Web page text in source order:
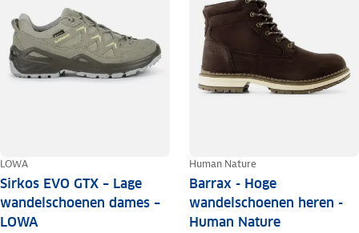
LOWA
Sirkos EVO GTX – Lage
wandelschoenen dames –
LOWA
Human Nature
Barrax - Hoge
wandelschoenen heren -
Human Nature